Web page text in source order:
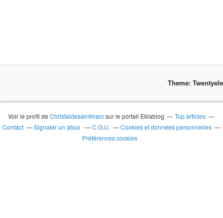
Theme:
Voir le profil deChristaldesaintmarcsur le portail Eklablog
Top articles
Contact
Signaler un abus C.G.U.
Cookies et données personnelles
Préférences cookies